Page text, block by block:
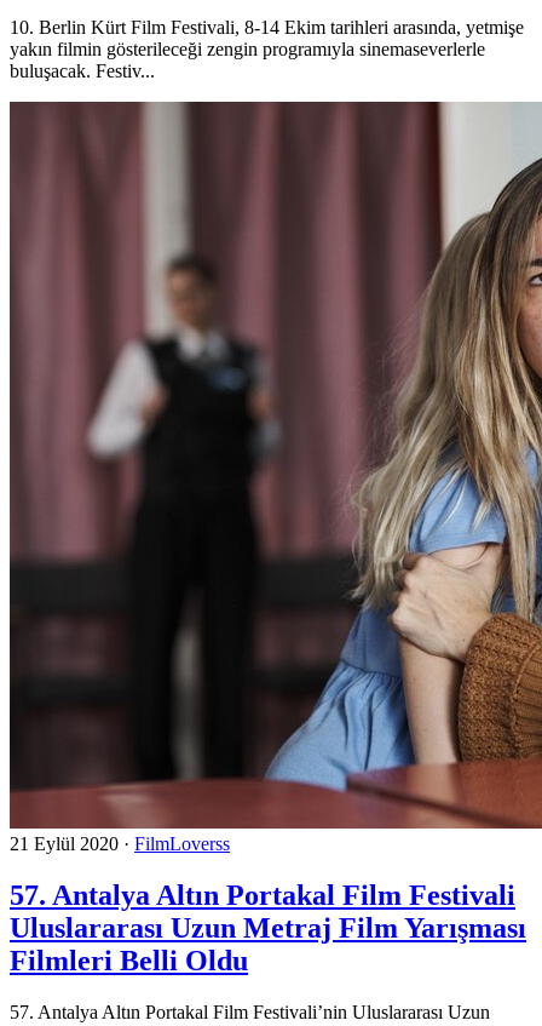
10. Berlin Kürt Film Festivali, 8-14 Ekim tarihleri arasında, yetmişe
yakın filmin gösterileceği zengin programıyla sinemaseverlerle
buluşacak. Festiv...
21 Eylül 2020 · FilmLoverss
57. Antalya Altın Portakal Film Festivali
Uluslararası Uzun Metraj Film Yarışması
Filmleri Belli Oldu
57. Antalya Altın Portakal Film Festivali’nin Uluslararası Uzun